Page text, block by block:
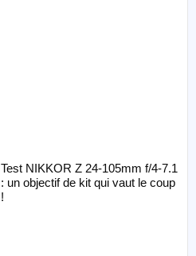
Test NIKKOR Z 24-105mm f/4-7.1
: un objectif de kit qui vaut le coup
!